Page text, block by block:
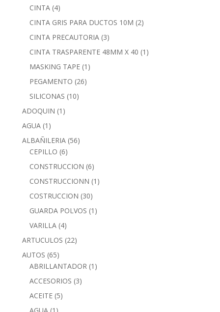
CINTA (4)
CINTA GRIS PARA DUCTOS 10M (2)
CINTA PRECAUTORIA (3)
CINTA TRASPARENTE 48MM X 40 (1)
MASKING TAPE (1)
PEGAMENTO (26)
SILICONAS (10)
ADOQUIN (1)
AGUA (1)
ALBAÑILERIA (56)
CEPILLO (6)
CONSTRUCCION (6)
CONSTRUCCIONN (1)
COSTRUCCION (30)
GUARDA POLVOS (1)
VARILLA (4)
ARTUCULOS (22)
AUTOS (65)
ABRILLANTADOR (1)
ACCESORIOS (3)
ACEITE (5)
AGUA (1)